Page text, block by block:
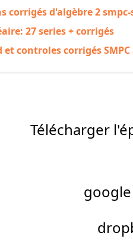
corrigés d'algèbre 2
27 series + corrigés
controles corrigés SMPC
Télécharger